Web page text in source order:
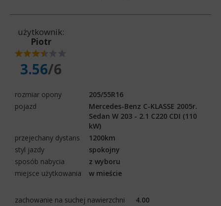
użytkownik:
Piotr
3.56/6
rozmiar opony
205/55R16
pojazd
Mercedes-Benz C-KLASSE 2005r.
Sedan W 203 - 2.1 C220 CDI (110
kW)
przejechany dystans
1200km
styl jazdy
spokojny
sposób nabycia
z wyboru
miejsce użytkowania
w mieście
zachowanie na suchej nawierzchni 4.00